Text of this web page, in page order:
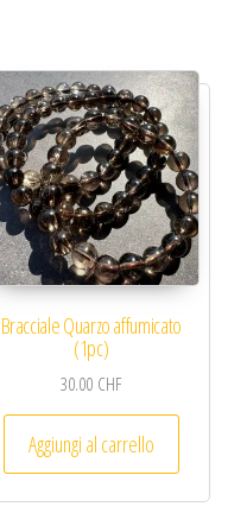
Bracciale Quarzo affumicato
(1pc)
30.00 CHF
Aggiungi al carrello